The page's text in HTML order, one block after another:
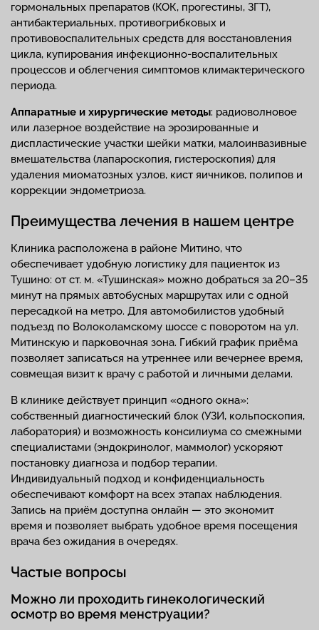
гормональных препаратов (КОК, прогестины, ЗГТ),
антибактериальных, противогрибковых и
противовоспалительных средств для восстановления
цикла, купирования инфекционно-воспалительных
процессов и облегчения симптомов климактерического
периода.
Аппаратные и хирургические методы: радиоволновое
или лазерное воздействие на эрозированные и
диспластические участки шейки матки, малоинвазивные
вмешательства (лапароскопия, гистероскопия) для
удаления миоматозных узлов, кист яичников, полипов и
коррекции эндометриоза.
Преимущества лечения в нашем центре
Клиника расположена в районе Митино, что
обеспечивает удобную логистику для пациенток из
Тушино: от ст. м. «Тушинская» можно добраться за 20–35
минут на прямых автобусных маршрутах или с одной
пересадкой на метро. Для автомобилистов удобный
подъезд по Волоколамскому шоссе с поворотом на ул.
Митинскую и парковочная зона. Гибкий график приёма
позволяет записаться на утреннее или вечернее время,
совмещая визит к врачу с работой и личными делами.
В клинике действует принцип «одного окна»:
собственный диагностический блок (УЗИ, кольпоскопия,
лаборатория) и возможность консилиума со смежными
специалистами (эндокринолог, маммолог) ускоряют
постановку диагноза и подбор терапии.
Индивидуальный подход и конфиденциальность
обеспечивают комфорт на всех этапах наблюдения.
Запись на приём доступна онлайн — это экономит
время и позволяет выбрать удобное время посещения
врача без ожидания в очередях.
Частые вопросы
Можно ли проходить гинекологический
осмотр во время менструации?